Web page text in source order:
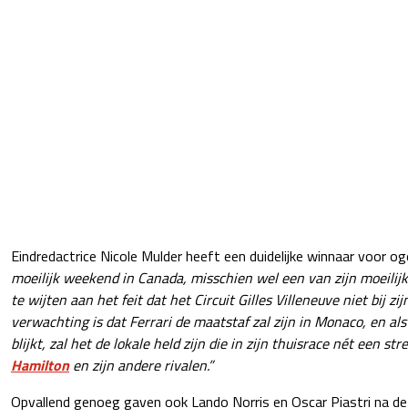
Eindredactrice Nicole Mulder heeft een duidelijke winnaar voor
moeilijk weekend in Canada, misschien wel een van zijn
te wijten aan het feit dat het Circuit Gilles Villeneuve niet bij
verwachting is dat Ferrari de maatstaf zal zijn in Monaco, en
blijkt, zal het de lokale held zijn die in zijn thuisrace nét een
Hamiltonen zijn andere rivalen.”
Opvallend genoeg gaven ook Lando Norris en Oscar Piastri na